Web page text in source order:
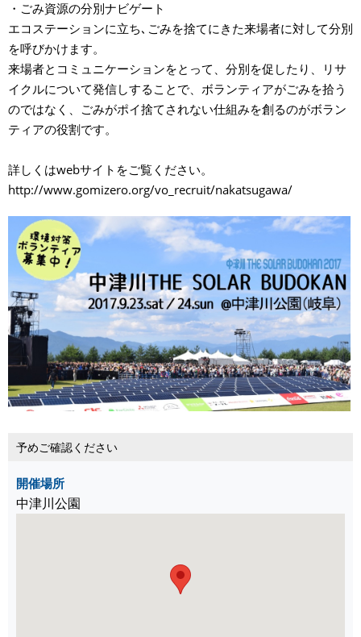
・ごみ資源の分別ナビゲート
エコステーションに立ち､ごみを捨てにきた来場者に対して分別
を呼びかけます。
来場者とコミュニケーションをとって、分別を促したり、リサ
イクルについて発信しすることで、ボランティアがごみを拾う
のではなく、ごみがポイ捨てされない仕組みを創るのがボラン
ティアの役割です。
詳しくはwebサイトをご覧ください。
http://www.gomizero.org/vo_recruit/nakatsugawa/
予めご確認ください
開催場所
中津川公園